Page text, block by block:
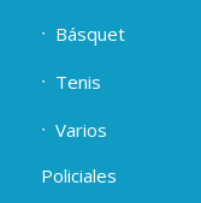
Básquet
Tenis
Varios
Policiales